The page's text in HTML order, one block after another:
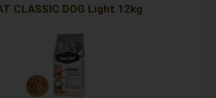
CLASSIC DOG Light 12kg